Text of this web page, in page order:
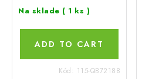
Na sklade ( 1 ks )
ADD TO CART
Kód: 115-QB72188